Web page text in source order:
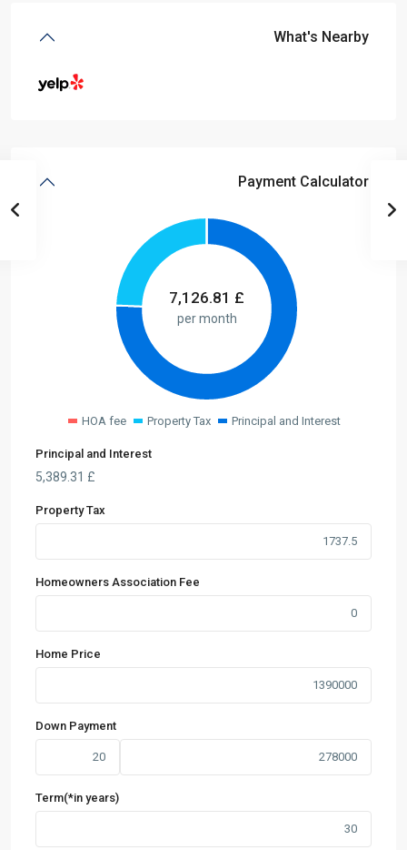
What's Nearby
Payment Calculator
£
7,126.81
per month
Principal and Interest
Property Tax
HOA fee
Principal and Interest
£
5,389.31
Property Tax
Homeowners Association Fee
Home Price
Down Payment
Term(*in years)